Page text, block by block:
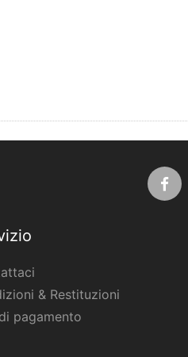
& Restituzioni
pagamento